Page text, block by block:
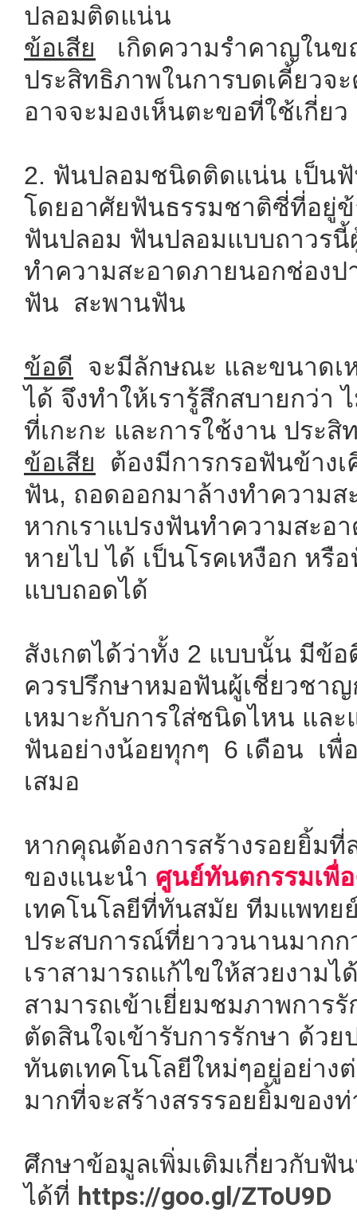
ปลอมติดแน่น
ข้อเสีย เกิดความรำคาญในข
ประสิทธิภาพในการบดเคี้ยว
อาจจะมองเห็นตะขอที่ใช้เกี่ยว
2. ฟันปลอมชนิดติดแน่น เป็น
โดยอาศัยฟันธรรมชาติซี่ที่อยู่ข้
ฟันปลอม ฟันปลอมแบบถาวรนี้
ทำความสะอาดภายนอกช่อง
ฟัน สะพานฟัน
ข้อดี จะมีลักษณะ และขนาด
ได้ จึงทำให้เรารู้สึกสบายกว่
ที่เกะกะ และการใช้งาน ประ
ข้อเสีย ต้องมีการกรอฟันข้าง
ฟัน, ถอดออกมาล้างทำความส
หากเราแปรงฟันทำความสะ
หายไป ได้ เป็นโรคเหงือก หรื
แบบถอดได้
สังเกตได้ว่าทั้ง 2 แบบนั้น มีข้อ
ควรปรึกษาหมอฟันผู้เชี่ยวชาญ
เหมาะกับการใส่ชนิดไหน แล
ฟันอย่างน้อยทุกๆ 6 เดือน เพื่
เสมอ
หากคุณต้องการสร้างรอยยิ้มที่
ของแนะนำ ศูนย์ทันตกรรมเพื่
เทคโนโลยีที่ทันสมัย ทีมแพท
ประสบการณ์ที่ยาววนานมาก
เราสามารถแก้ไขให้สวยงาม
สามารถเข้าเยี่ยมชมภาพการ
ตัดสินใจเข้ารับการรักษา ด้ว
ทันตเทคโนโลยีใหม่ๆอยู่อย่าง
มากที่จะสร้างสรรรอยยิ้มของ
ศึกษาข้อมูลเพิ่มเติมเกี่ยวกับฟั
ได้ที่ https://goo.gl/ZToU9D